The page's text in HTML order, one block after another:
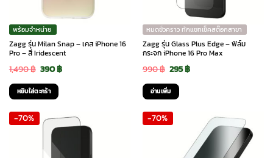
พร้อมจำหน่าย
Zagg รุ่น Milan Snap – เคส iPhone 16
Pro – สี Iridescent
1,490฿ Original
price
was:
1,490 ฿.
390฿Current
390 ฿.
หยิบใส่ตะกร้า
หมดชั่วคราว ทักแชทเช็คสต๊อกสาขา
Zagg รุ่น Glass Plus Edge – ฟิล์ม
กระจก iPhone 16 Pro Max
990฿ Original
price
was:
295฿Current
295 ฿.
อ่านเพิ่ม
-70% -70%